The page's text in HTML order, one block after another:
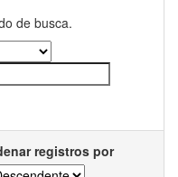
de busca.
registros por